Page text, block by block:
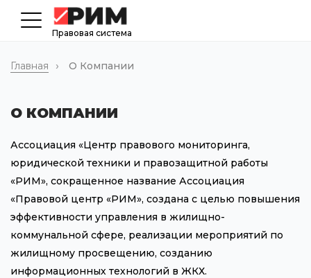
Правовая система
Главная О Компании
О КОМПАНИИ
Ассоциация «Центр правового мониторинга,
юридической техники и правозащитной работы
«РИМ», сокращенное название Ассоциация
«Правовой центр «РИМ», создана с целью повышения
эффективности управления в жилищно-
коммунальной сфере, реализации мероприятий по
жилищному просвещению, созданию
информационных технологий в ЖКХ.